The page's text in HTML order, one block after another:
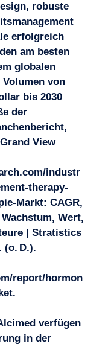
robuste
erfolgreich
am besten
globalen
von
bis 2030
der
View
industr
therapy-
Markt: CAGR,
Wert,
| Stratistics
(o. D.).
report/hormon
.
verfügen
in der